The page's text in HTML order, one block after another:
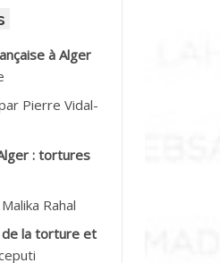
à Alger
Pierre Vidal-
: tortures
Rahal
de la torture et